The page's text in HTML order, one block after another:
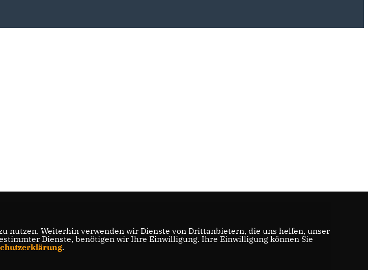
nutzen. Weiterhin verwenden wir Dienste von Drittanbietern, die uns helfen, unser
Dienste, benötigen wir Ihre Einwilligung. Ihre Einwilligung können Sie
.